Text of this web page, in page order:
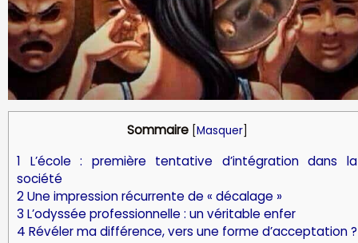
Sommaire [Masquer]
1 L’école : première tentative d’intégration dans la
société
2Une impression récurrente de « décalage »
3 L’odyssée professionnelle : un véritable enfer
4 Révéler ma différence, vers une forme d’acceptation ?